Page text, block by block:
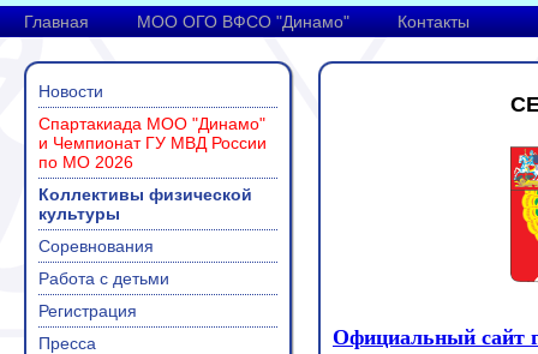
Главная МОО ОГО ВФСО "Динамо" Контакты
Новости
Спартакиада МОО "Динамо"
и Чемпионат ГУ МВД России
по МО 2026
Коллективы физической
культуры
Соревнования
Работа с детьми
Регистрация
Пресса
Официальный сайт